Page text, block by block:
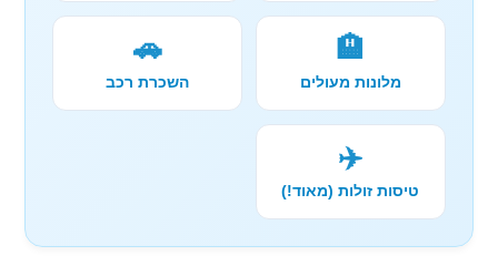
🏨
מלונות מעולים
🚗
השכרת רכב
✈️
טיסות זולות (מאוד!)